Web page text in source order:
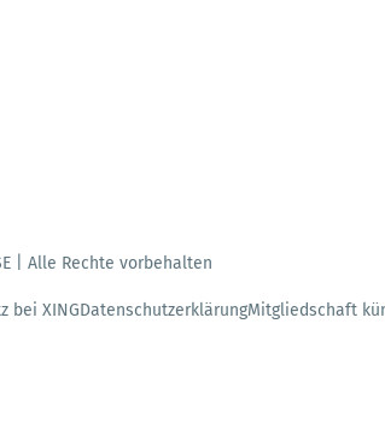
| Alle Rechte vorbehalten
bei XINGDatenschutzerklärungMitgliedschaft